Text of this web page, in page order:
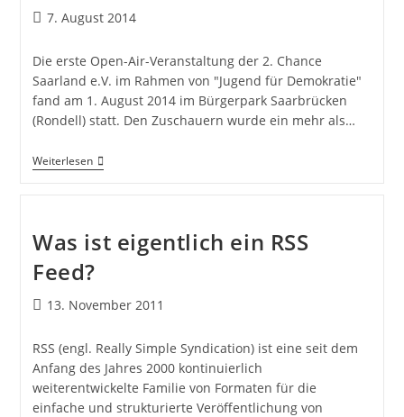
7. August 2014
Die erste Open-Air-Veranstaltung der 2. Chance
Saarland e.V. im Rahmen von "Jugend für Demokratie"
fand am 1. August 2014 im Bürgerpark Saarbrücken
(Rondell) statt. Den Zuschauern wurde ein mehr als…
Weiterlesen
Was ist eigentlich ein RSS
Feed?
13. November 2011
RSS (engl. Really Simple Syndication) ist eine seit dem
Anfang des Jahres 2000 kontinuierlich
weiterentwickelte Familie von Formaten für die
einfache und strukturierte Veröffentlichung von